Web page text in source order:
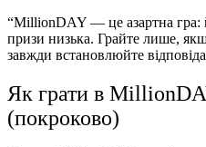
“MillionDAY — це азартна гра:
призи низька. Грайте лише,
завжди встановлюйте
Як грати в
(покроково)